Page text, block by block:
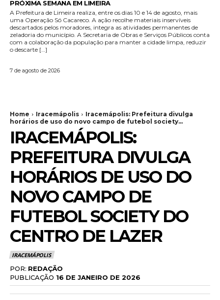
PRÓXIMA SEMANA EM LIMEIRA
A Prefeitura de Limeira realiza, entre os dias 10 e 14 de agosto, mais
uma Operação Só Cacareco. A ação recolhe materiais inservíveis
descartados pelos moradores, integra as atividades permanentes de
zeladoria do município. A Secretaria de Obras e Serviços Públicos conta
com a colaboração da população para manter a cidade limpa, reduzir
o descarte […]
7 de agosto de 2026